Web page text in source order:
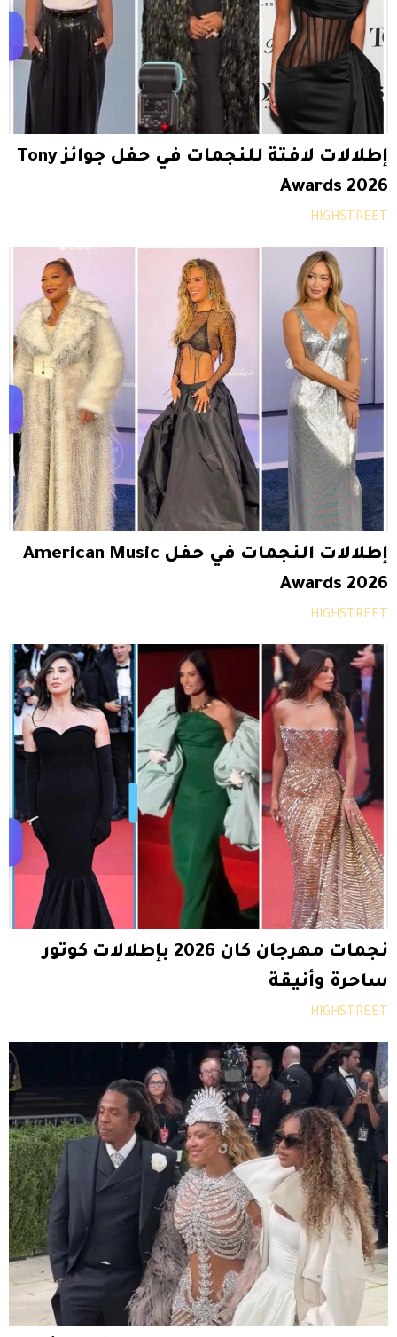
إطلالات لافتة للنجمات في حفل جوائز Tony
Awards 2026
HIGHSTREET
إطلالات النجمات في حفل American Music
Awards 2026
HIGHSTREET
نجمات مهرجان كان 2026 بإطلالات كوتور
ساحرة وأنيقة
HIGHSTREET